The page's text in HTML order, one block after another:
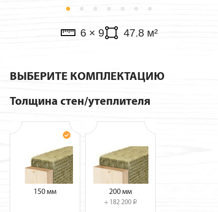
6 × 9 47.8 м²
ВЫБЕРИТЕ КОМПЛЕКТАЦИЮ
Толщина стен/утеплителя
150 мм 200 мм
+ 182 200 i